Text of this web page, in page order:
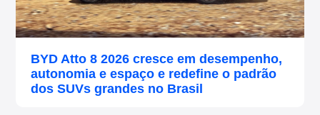
BYD Atto 8 2026 cresce em desempenho,
autonomia e espaço e redefine o padrão
dos SUVs grandes no Brasil